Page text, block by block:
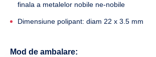
finala a metalelor nobile ne-nobile
Dimensiune polipant: diam 22 x 3.5 mm
Mod de ambalare: